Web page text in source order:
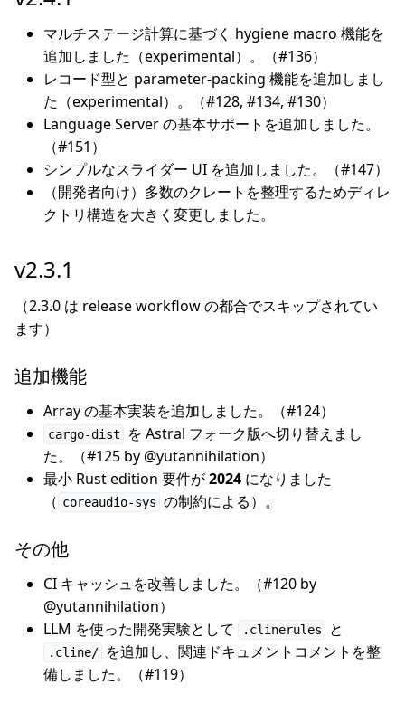
マルチステージ計算に基づく hygiene macro 機能を
追加しました（experimental）。（#136）
レコード型と parameter-packing 機能を追加しまし
た（experimental）。（#128, #134, #130）
Language Server の基本サポートを追加しました。
（#151）
シンプルなスライダー UI を追加しました。（#147）
（開発者向け）多数のクレートを整理するためディレ
クトリ構造を大きく変更しました。
v2.3.1
（2.3.0 は release workflow の都合でスキップされてい
ます）
追加機能
Array の基本実装を追加しました。（#124）
cargo-dist
を Astral フォーク版へ切り替えまし
た。（#125 by @yutannihilation）
最小 Rust edition 要件が2024 になりました
（ coreaudio-sys の制約による）。
その他
CI キャッシュを改善しました。（#120 by
@yutannihilation）
LLM を使った開発実験として
.clinerules と
.cline/
を追加し、関連ドキュメントコメントを整
備しました。（#119）